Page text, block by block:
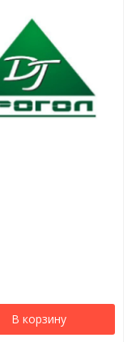
В корзину